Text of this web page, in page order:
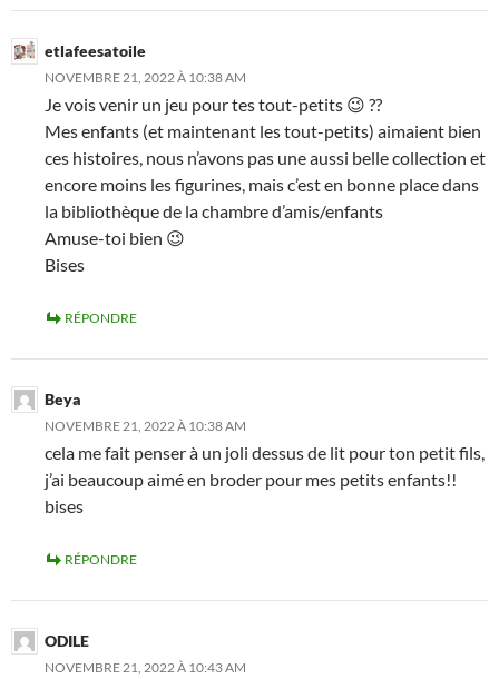
etlafeesatoile
NOVEMBRE 21, 2022 À 10:38 AM
Je vois venir un jeu pour tes tout-petits 😉 ??
Mes enfants (et maintenant les tout-petits) aimaient bien
ces histoires, nous n’avons pas une aussi belle collection et
encore moins les figurines, mais c’est en bonne place dans
la bibliothèque de la chambre d’amis/enfants
Amuse-toi bien 😉
Bises
RÉPONDRE
Beya
NOVEMBRE 21, 2022 À 10:38 AM
cela me fait penser à un joli dessus de lit pour ton petit fils,
j’ai beaucoup aimé en broder pour mes petits enfants!!
bises
RÉPONDRE
ODILE
NOVEMBRE 21, 2022 À 10:43 AM